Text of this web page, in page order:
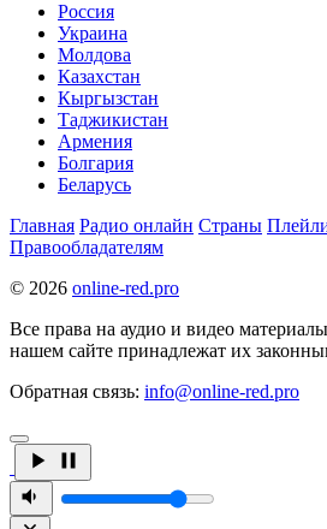
Россия
Украина
Молдова
Казахстан
Кыргызстан
Таджикистан
Армения
Болгария
Беларусь
Главная Радио онлайн Страны
Правообладателям
© 2026 online-red.pro
Все права на аудио и видео
нашем сайте принадлежат их
Обратная связь: info@online-red.pro